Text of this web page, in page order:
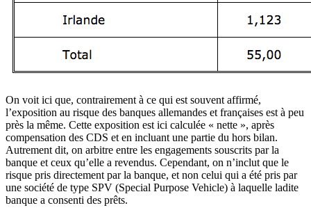
On voit ici que, contrairement à ce qui est souvent affirmé,
l’exposition au risque des banques allemandes et françaises est à peu
près la même. Cette exposition est ici calculée « nette », après
compensation des CDS et en incluant une partie du hors bilan.
Autrement dit, on arbitre entre les engagements souscrits par la
banque et ceux qu’elle a revendus. Cependant, on n’inclut que le
risque pris directement par la banque, et non celui qui a été pris par
une société de type SPV (Special Purpose Vehicle) à laquelle ladite
banque a consenti des prêts.